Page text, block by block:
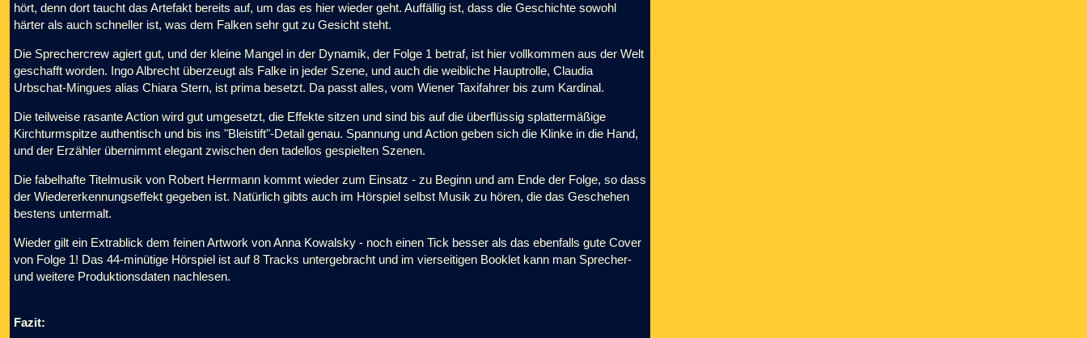
hört, denn dort taucht das Artefakt bereits auf, um das es hier wieder geht. Auffällig ist, dass die Geschichte sowohl
härter als auch schneller ist, was dem Falken sehr gut zu Gesicht steht.
Die Sprechercrew agiert gut, und der kleine Mangel in der Dynamik, der Folge 1 betraf, ist hier vollkommen aus der Welt
geschafft worden. Ingo Albrecht überzeugt als Falke in jeder Szene, und auch die weibliche Hauptrolle, Claudia
Urbschat-Mingues alias Chiara Stern, ist prima besetzt. Da passt alles, vom Wiener Taxifahrer bis zum Kardinal.
Die teilweise rasante Action wird gut umgesetzt, die Effekte sitzen und sind bis auf die überflüssig splattermäßige
Kirchturmspitze authentisch und bis ins "Bleistift"-Detail genau. Spannung und Action geben sich die Klinke in die Hand,
und der Erzähler übernimmt elegant zwischen den tadellos gespielten Szenen.
Die fabelhafte Titelmusik von Robert Herrmann kommt wieder zum Einsatz - zu Beginn und am Ende der Folge, so dass
der Wiedererkennungseffekt gegeben ist. Natürlich gibts auch im Hörspiel selbst Musik zu hören, die das Geschehen
bestens untermalt.
Wieder gilt ein Extrablick dem feinen Artwork von Anna Kowalsky - noch einen Tick besser als das ebenfalls gute Cover
von Folge 1! Das 44-minütige Hörspiel ist auf 8 Tracks untergebracht und im vierseitigen Booklet kann man Sprecher-
und weitere Produktionsdaten nachlesen.
Fazit: